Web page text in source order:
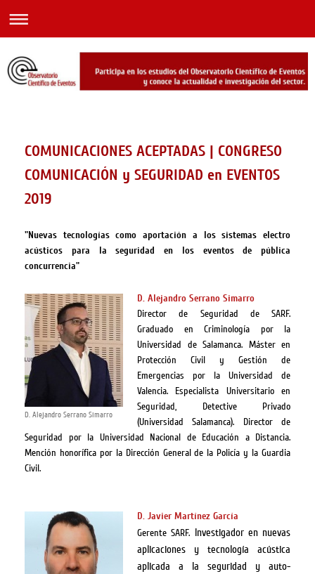
COMUNICACIONES ACEPTADAS | CONGRESO
COMUNICACIÓN y SEGURIDAD en EVENTOS
2019
"Nuevas tecnologías como aportación a los sistemas electro
acústicos para la seguridad en los eventos de pública
concurrencia"
D. Alejandro Serrano Simarro
D. Alejandro Serrano Simarro
Director de Seguridad de SARF.
Graduado en Criminología por la
Universidad de Salamanca. Máster en
Protección Civil y Gestión de
Emergencias por la Universidad de
Valencia. Especialista Universitario en
Seguridad, Detective Privado
(Universidad Salamanca). Director de
Seguridad por la Universidad Nacional de Educación a Distancia.
Mención honorífica por la Dirección General de la Policía y la Guardia
Civil.
D. Javier Martínez García
Gerente SARF. Investigador en nuevas
aplicaciones y tecnología acústica
aplicada a la seguridad y auto-